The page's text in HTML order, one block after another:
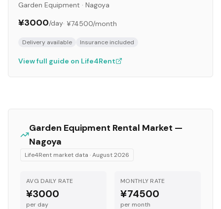
Garden Equipment · Nagoya
¥3000/day· ¥74500/month
Delivery available Insurance included
View full guide on Life4Rent
Garden Equipment Rental Market —
Nagoya
Life4Rent market data ·August 2026
AVG DAILY RATE
¥3000
per day
MONTHLY RATE
¥74500
per month